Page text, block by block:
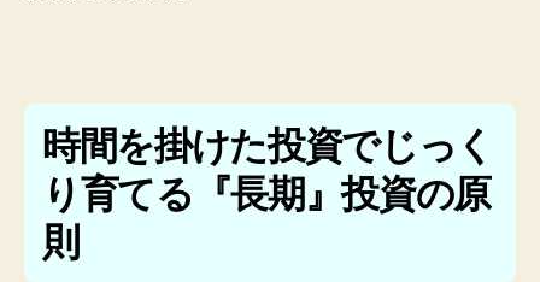
時間を掛けた投資でじっく
り育てる『長期』投資の原
則